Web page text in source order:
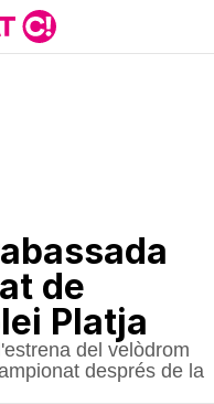
de
Platja
del velòdrom
després de la